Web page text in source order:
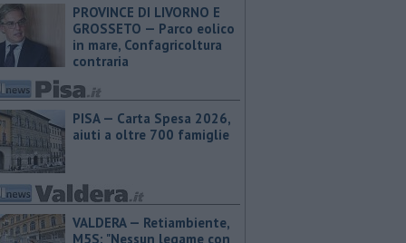
PROVINCE DI LIVORNO E
GROSSETO — Parco eolico
in mare, Confagricoltura
contraria
PISA — Carta Spesa 2026,
aiuti a oltre 700 famiglie
VALDERA — Retiambiente,
M5S: "Nessun legame con